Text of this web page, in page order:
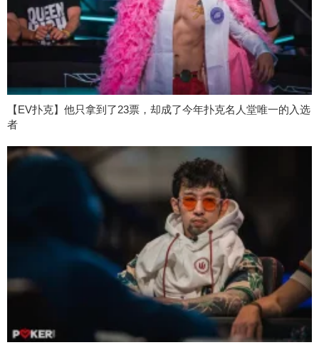
【EV扑克】他只拿到了23票，却成了今年扑克名人堂唯一的入选
者